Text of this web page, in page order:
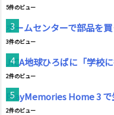
5件のビュー
ホームセンターで部品を
3件のビュー
JICA地球ひろばに「学校
2件のビュー
PlayMemories Home 3
2件のビュー